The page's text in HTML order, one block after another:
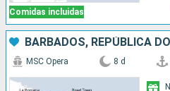
Comidas incluidas
BARBADOS, REPÚBLICA
MSC Opera 8 d